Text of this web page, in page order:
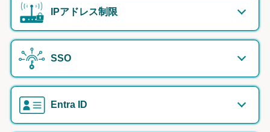
IPアドレス制限
SSO
Entra ID